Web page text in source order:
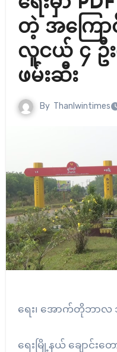
တဲ့ အကြောင်
လူငယ် ၄ ဦ
ဖမ်းဆီး
By Thanlwintimes
ရေး၊ အောက်တိုဘာလ
ရေးမြို့နယ် ချောင်းတ